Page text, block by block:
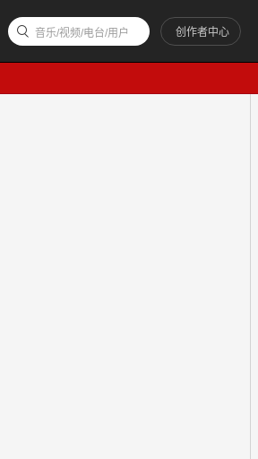
创作者中心
音乐/视频/电台/用户